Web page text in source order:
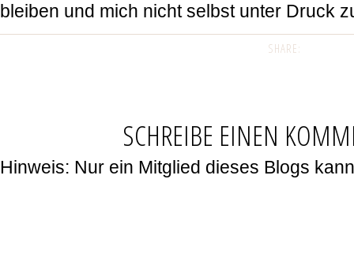
bleiben und mich nicht selbst unter Druck
SHARE:
SCHREIBE EINEN
Hinweis: Nur ein Mitglied dieses Blogs